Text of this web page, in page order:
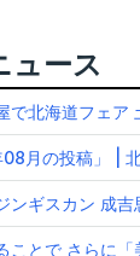
ュース
で北海道フェア
08月の投稿」 |
ンギスカン 成
ことで さらに